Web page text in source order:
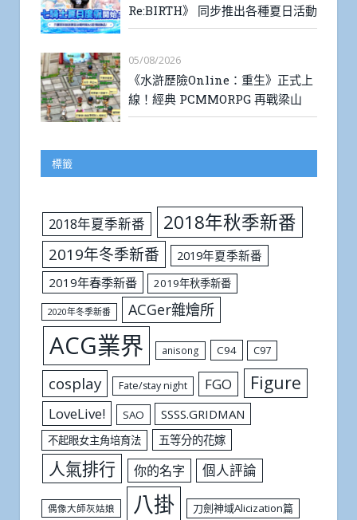
Re:BIRTH》 同步推出各種夏日活動
05/08/2026
《水滸歷險Online：重生》正式上
線！經典 PCMMORPG 再戰梁山
標籤
2018年夏季新番 2018年秋季新番
2019年冬季新番
2019年夏季新番
2019年春季新番
2019年秋季新番
2020年冬季新番 ACGer雜燴所
ACG業界 anisong C94 C97
cosplay Fate/stay night FGO Figure
LoveLive! SAO SSSS.GRIDMAN
不起眼女主角培育法 五等分的花嫁
人氣排行 你的名字 個人評論
偶像大師灰姑娘 八掛 刀劍神域Alicization篇